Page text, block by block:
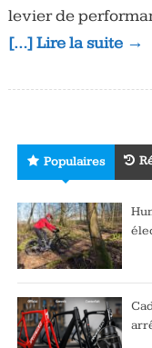
levier de
[…] Lire la suite →
Populaires